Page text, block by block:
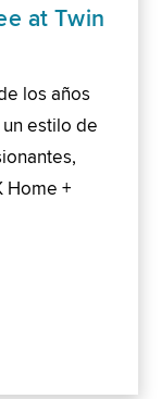
at Twin
los años
estilo de
Home +